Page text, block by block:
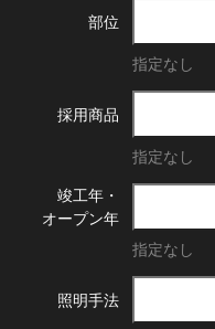
部位
指定なし
採用商品
指定なし
竣工年・
オープン年
指定なし
照明手法